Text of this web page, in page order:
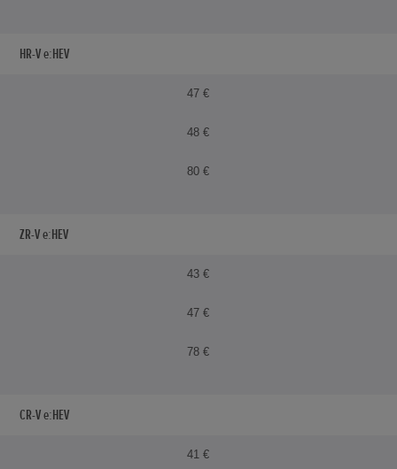
HR-V e:HEV
47 €
48 €
80 €
ZR-V e:HEV
43 €
47 €
78 €
CR-V e:HEV
41 €